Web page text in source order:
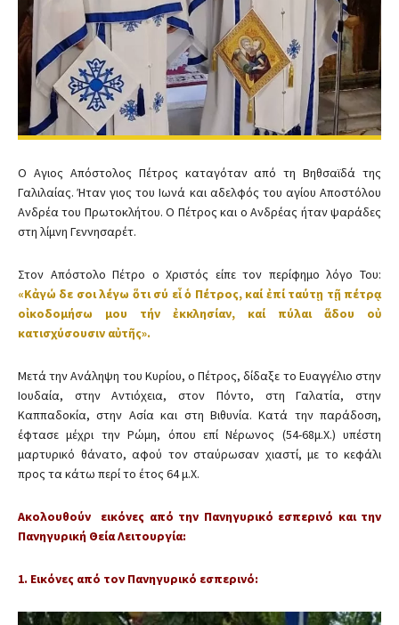
Ο Αγιος Απόστολος Πέτρος καταγόταν από τη Βηθσαϊδά της
Γαλιλαίας. Ήταν γιος του Ιωνά και αδελφός του αγίου Αποστόλου
Ανδρέα του Πρωτοκλήτου. Ο Πέτρος και ο Ανδρέας ήταν ψαράδες
στη λίμνη Γεννησαρέτ.
Στον Απόστολο Πέτρο ο Χριστός είπε τον περίφημο λόγο Του:
«Κἀγώ δε σοι λέγω ὅτι σύ εἶ ὁ Πέτρος, καί ἐπί ταύτῃ τῇ πέτρᾳ
οἰκοδομήσω μου τήν ἐκκλησίαν, καί πύλαι ἅδου οὐ
κατισχύσουσιν αὐτῆς».
Μετά την Ανάληψη του Κυρίου, ο Πέτρος, δίδαξε το Ευαγγέλιο στην
Ιουδαία, στην Αντιόχεια, στον Πόντο, στη Γαλατία, στην
Καππαδοκία, στην Ασία και στη Βιθυνία. Κατά την παράδοση,
έφτασε μέχρι την Ρώμη, όπου επί Νέρωνος (54-68μ.Χ.) υπέστη
μαρτυρικό θάνατο, αφού τον σταύρωσαν χιαστί, με το κεφάλι
προς τα κάτω περί το έτος 64 μ.Χ.
Ακολουθούν εικόνες από την Πανηγυρικό εσπερινό και την
Πανηγυρική Θεία Λειτουργία:
1. Εικόνες από τον Πανηγυρικό εσπερινό: